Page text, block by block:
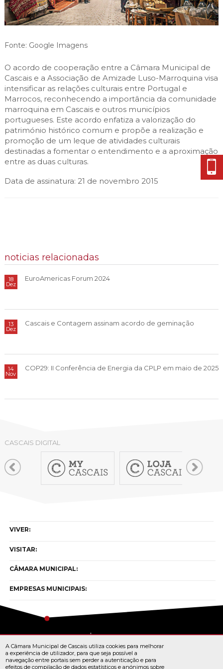
Planeamento Estratégico
Urbanismo
Cascais Próxima
Economia & Inovação
Governação
Sociedade & Educação
Jornal C
Agenda do executivo
VIVER
TEMPOS LIVRES
MOBILIDADE
INVESTIR EM CASCAIS
SERVIÇOS
MAPA DO PORTAL
Fonte: Google Imagens
O acordo de cooperação entre a Câmara Municipal de
Cascais e a Associação de Amizade Luso-Marroquina visa
intensificar as relações culturais entre Portugal e
Marrocos, reconhecendo a importância da comunidade
marroquina em Cascais e outros municípios
portugueses. Este acordo enfatiza a valorização do
património histórico comum e propõe a realização e
promoção de um leque de atividades culturais
destinadas a fomentar o entendimento e a aproximação
entre as duas culturas.
Data de assinatura: 21 de novembro 2015
noticias relacionadas
18
Dez
EuroAmericas Forum 2024
13
Dez
Cascais e Contagem assinam acordo de geminação
14
Nov
COP29: II Conferência de Energia da CPLP em maio de 2025
CASCAIS DIGITAL
VIVER:
VISITAR:
CÂMARA MUNICIPAL:
EMPRESAS MUNICIPAIS:
Todos os direitos reservados
A Câmara Municipal de Cascais utiliza cookies para melhorar
a experiência de utilizador, para que seja possível a
navegação entre portais sem perder a autenticação e para
efeitos de compilação de dados estatísticos e anónimos sobre